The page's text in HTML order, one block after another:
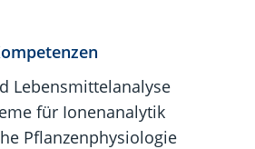
Lebensmittelanalyse
für Ionenanalytik
Pflanzenphysiologie